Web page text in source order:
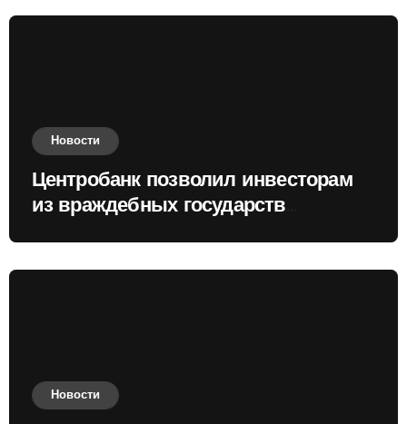
Новости
Центробанк позволил инвесторам
из враждебных государств
Новости